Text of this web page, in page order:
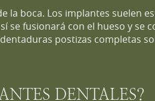
boca. Los implantes suelen
se fusionará con el hueso y se
postizas completas
DENTALES?